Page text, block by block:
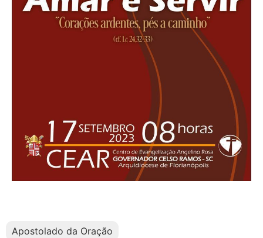
Apostolado da Oração